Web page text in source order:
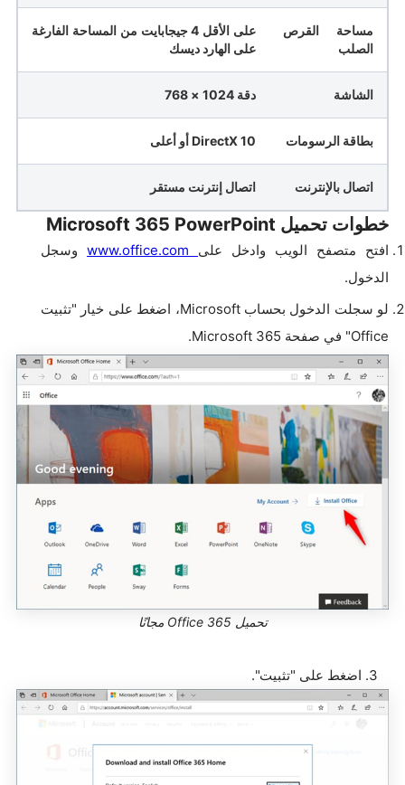
مساحة القرص
الصلب
على الأقل 4 جيجابايت من المساحة الفارغة
على الهارد ديسك
الشاشة دقة 1024 × 768
بطاقة الرسومات DirectX 10 أو أعلى
اتصال بالإنترنت اتصال إنترنت مستقر
خطوات تحميل Microsoft 365 PowerPoint
افتح متصفح الويب وادخل على www.office.com وسجل
الدخول.
لو سجلت الدخول بحساب Microsoft، اضغط على خيار "تثبيت
Office" في صفحة Microsoft 365.
تحميل Office 365 مجانًا